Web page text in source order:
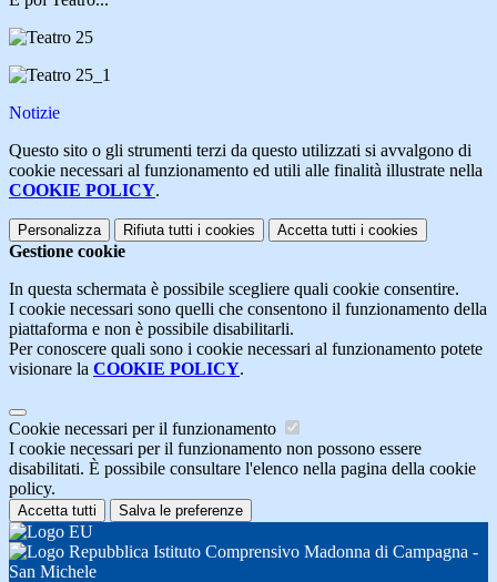
Notizie
Questo sito o gli strumenti terzi da questo utilizzati si avvalgono di
cookie necessari al funzionamento ed utili alle finalità illustrate nella
COOKIE POLICY.
Personalizza Rifiuta tutti i cookies Accetta tutti i cookies
Gestione cookie
In questa schermata è possibile scegliere quali cookie consentire.
I cookie necessari sono quelli che consentono il funzionamento della
piattaforma e non è possibile disabilitarli.
Per conoscere quali sono i cookie necessari al funzionamento potete
visionare la COOKIE POLICY.
Cookie necessari per il funzionamento
I cookie necessari per il funzionamento non possono essere
disabilitati. È possibile consultare l'elenco nella pagina della cookie
policy.
Accetta tutti Salva le preferenze
Istituto Comprensivo Madonna di Campagna -
San Michele